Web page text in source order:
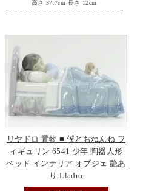
高さ 37.7cm 長さ 12cm
リヤドロ 置物 ■ 僕とおねんね フ
ィギュリン 6541 少年 陶器人形
ベッド インテリア オブジェ 艶あ
り Lladro